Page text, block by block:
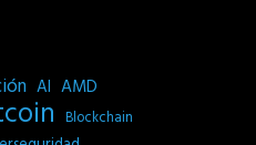
AI AMD
Blockchain